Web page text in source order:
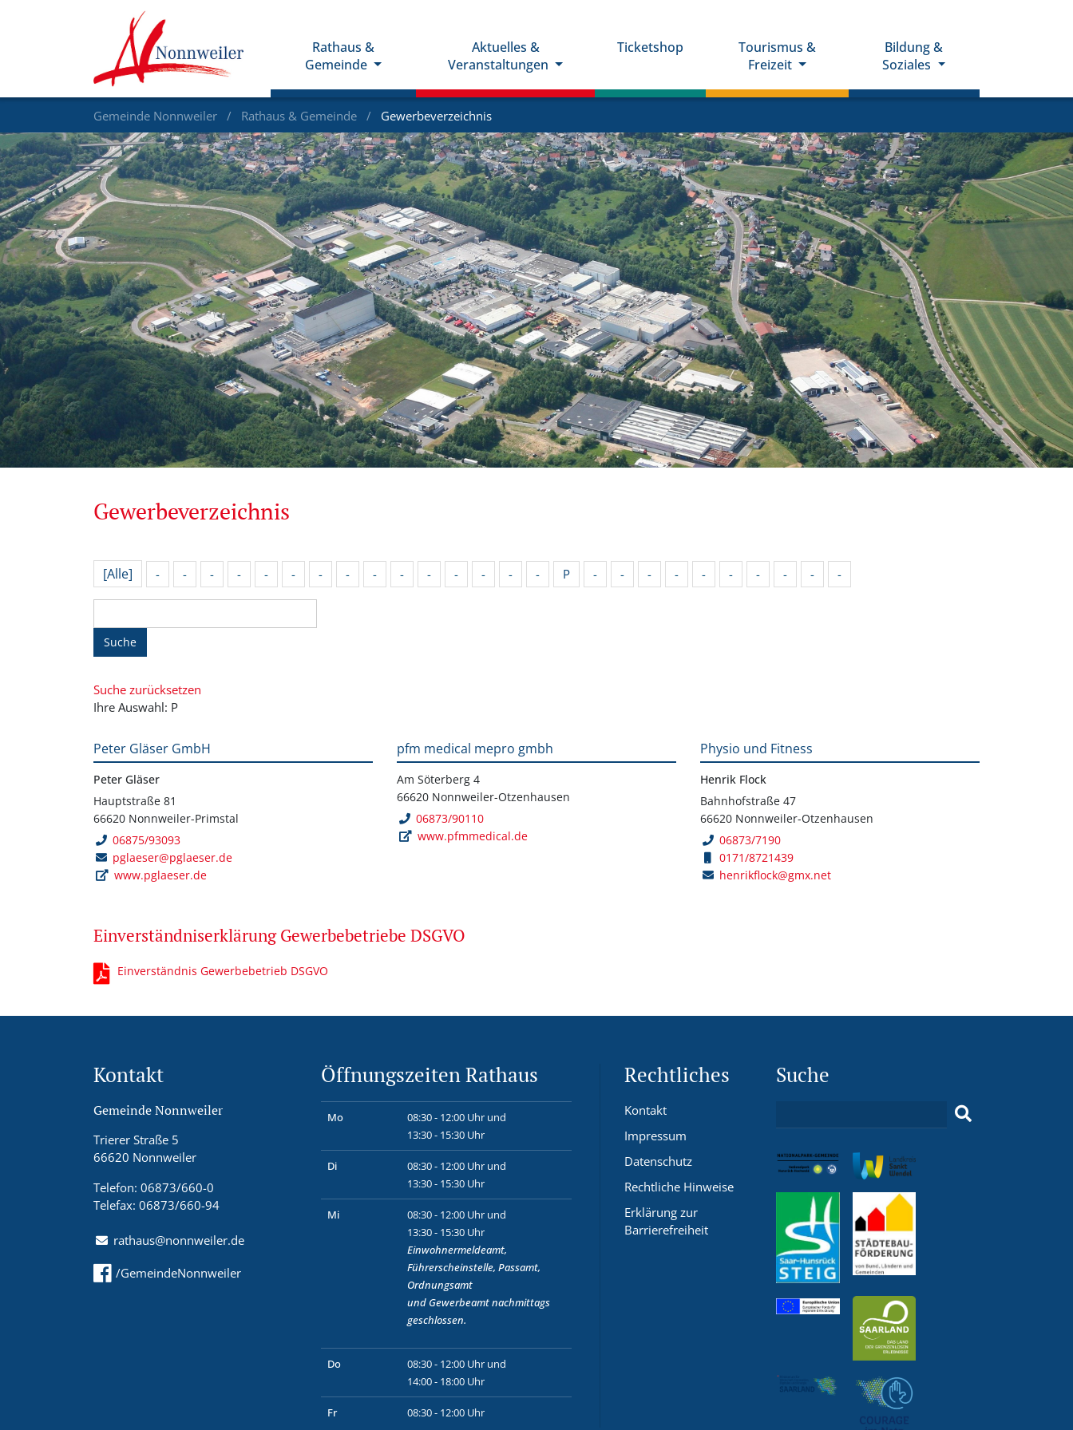
Rathaus &
Gemeinde
Aktuelles &
Veranstaltungen
Ticketshop
Tourismus &
Freizeit
Bildung &
Soziales
Gemeinde Nonnweiler Rathaus & Gemeinde Gewerbeverzeichnis
Gewerbeverzeichnis
[Alle] - - - - - - - - - - - - - - - P - - - - - - - - - -
Suche
Suche zurücksetzen
Ihre Auswahl: P
Peter Gläser GmbH
Peter Gläser
Hauptstraße 81
66620 Nonnweiler-Primstal
06875/93093
pglaeser@pglaeser.de
www.pglaeser.de
pfm medical mepro gmbh
Am Söterberg 4
66620 Nonnweiler-Otzenhausen
06873/90110
www.pfmmedical.de
Physio und Fitness
Henrik Flock
Bahnhofstraße 47
66620 Nonnweiler-Otzenhausen
06873/7190
0171/8721439
henrikflock@gmx.net
Einverständniserklärung Gewerbebetriebe DSGVO
Einverständnis Gewerbebetrieb DSGVO
Kontakt
Gemeinde Nonnweiler
Trierer Straße 5
66620 Nonnweiler
Telefon: 06873/660-0
Telefax: 06873/660-94
rathaus@nonnweiler.de
/GemeindeNonnweiler
Öffnungszeiten Rathaus
Mo
08:30 - 12:00 Uhr und
13:30 - 15:30 Uhr
Di
08:30 - 12:00 Uhr und
13:30 - 15:30 Uhr
Mi
08:30 - 12:00 Uhr und
13:30 - 15:30 Uhr
Einwohnermeldeamt,
Führerscheinstelle, Passamt,
Ordnungsamt
und Gewerbeamtnachmittags
geschlossen.
Do
08:30 - 12:00 Uhr und
14:00 - 18:00 Uhr
Fr 08:30 - 12:00 Uhr
Rechtliches
Kontakt
Impressum
Datenschutz
Rechtliche Hinweise
Erklärung zur
Barrierefreiheit
Suche